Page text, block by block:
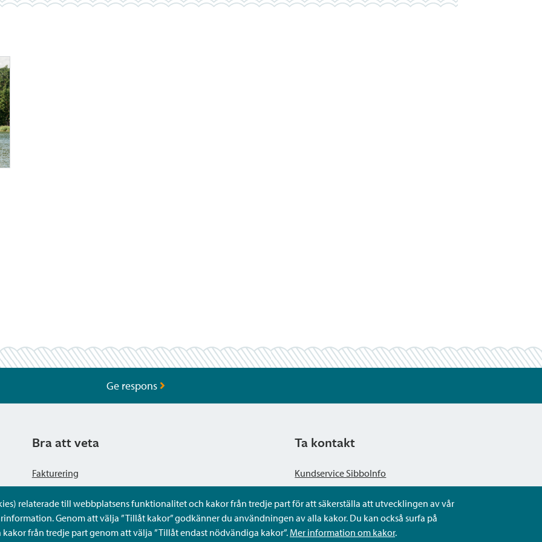
relaterade till webbplatsens funktionalitet och kakor från tredje part för att säkerställa att utvecklingen av vår
Genom att välja ”Tillåt kakor” godkänner du användningen av alla kakor. Du kan också surfa på
från tredje part genom att välja ”Tillåt endast nödvändiga kakor”. Mer information om kakor.
Ge respons
Bra att veta
Fakturering
Dataskyddsbeskrivning
Tillgänglighetsutlåtande
Ta kontakt
Kundservice SibboInfo
Ge anonym respons
Ställ en fråga eller sköta ditt ärende